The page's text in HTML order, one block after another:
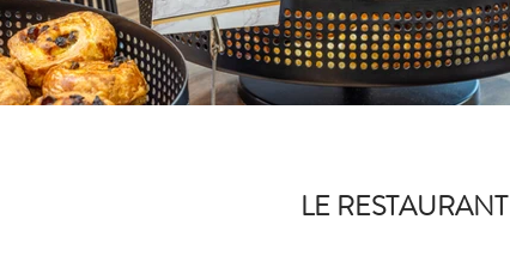
LE RESTAURANT